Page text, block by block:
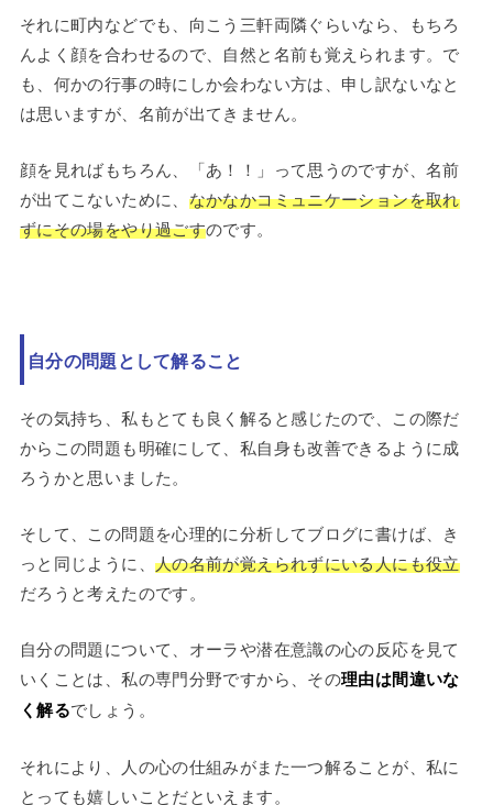
それに町内などでも、向こう三軒両隣ぐらいなら、もちろ
んよく顔を合わせるので、自然と名前も覚えられます。で
も、何かの行事の時にしか会わない方は、申し訳ないなと
は思いますが、名前が出てきません。
顔を見ればもちろん、「あ！！」って思うのですが、名前
が出てこないために、 なかなかコミュニケーションを取れ
ずにその場をやり過ごすのです。
自分の問題として解ること
その気持ち、私もとても良く解ると感じたので、この際だ
からこの問題も明確にして、私自身も改善できるように成
ろうかと思いました。
そして、この問題を心理的に分析してブログに書けば、き
っと同じように、 人の名前が覚えられずにいる人にも役立
だろうと考えたのです。
自分の問題について、オーラや潜在意識の心の反応を見て
いくことは、私の専門分野ですから、その理由は間違いな
く解るでしょう。
それにより、人の心の仕組みがまた一つ解ることが、私に
とっても嬉しいことだといえます。